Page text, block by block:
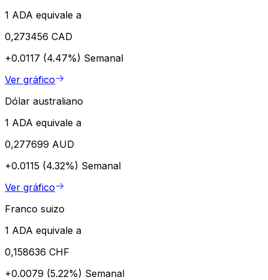
1 ADA equivale a
0,273456 CAD
+0.0117 (4.47%) Semanal
Ver gráfico
Dólar australiano
1 ADA equivale a
0,277699 AUD
+0.0115 (4.32%) Semanal
Ver gráfico
Franco suizo
1 ADA equivale a
0,158636 CHF
+0.0079 (5.22%) Semanal